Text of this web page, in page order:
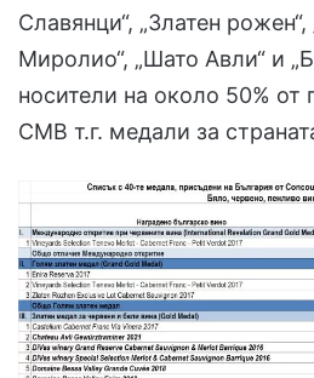
Славянци“, „Златен
Миролио“, „Шато Авли“ и
носители на около 50% от
CMB т.г. медали за